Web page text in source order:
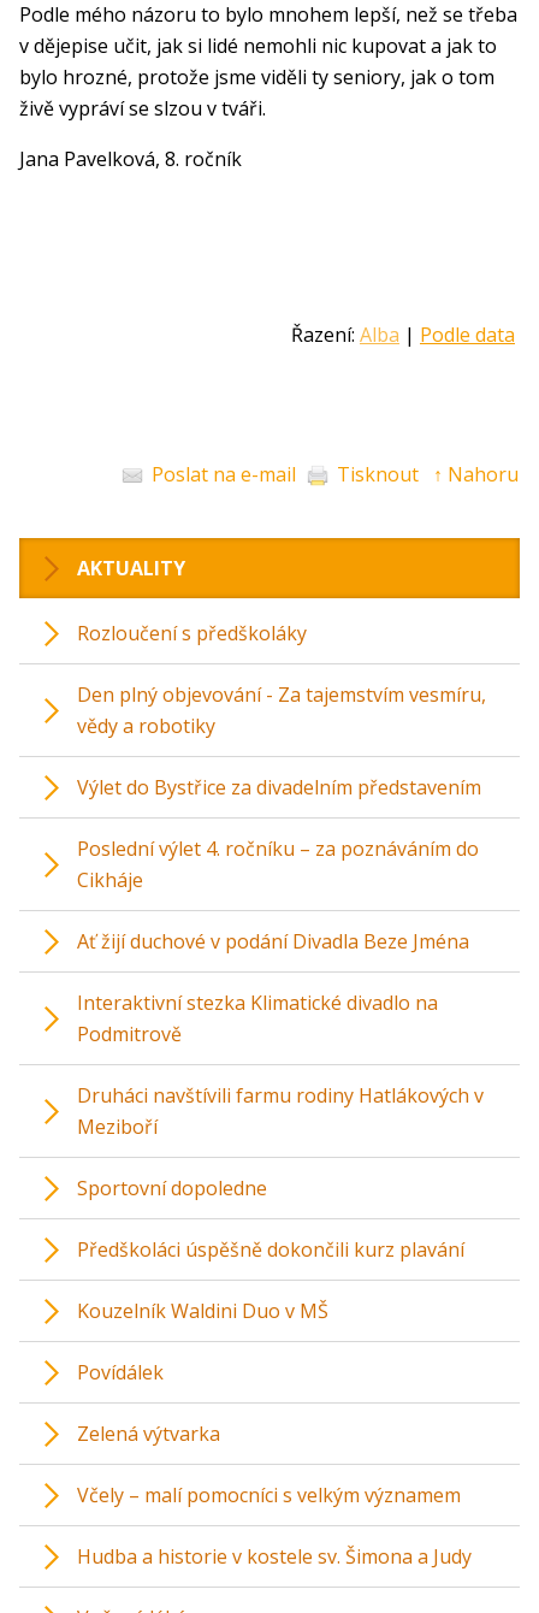
Podle mého názoru to bylo mnohem lepší, než se třeba
v dějepise učit, jak si lidé nemohli nic kupovat a jak to
bylo hrozné, protože jsme viděli ty seniory, jak o tom
živě vypráví se slzou v tváři.
Jana Pavelková, 8. ročník
Řazení: Alba | Podle data
Poslat na e-mail Tisknout ↑ Nahoru
AKTUALITY
Rozloučení s předškoláky
Den plný objevování - Za tajemstvím vesmíru,
vědy a robotiky
Výlet do Bystřice za divadelním představením
Poslední výlet 4. ročníku – za poznáváním do
Cikháje
Ať žijí duchové v podání Divadla Beze Jména
Interaktivní stezka Klimatické divadlo na
Podmitrově
Druháci navštívili farmu rodiny Hatlákových v
Meziboří
Sportovní dopoledne
Předškoláci úspěšně dokončili kurz plavání
Kouzelník Waldini Duo v MŠ
Povídálek
Zelená výtvarka
Včely – malí pomocníci s velkým významem
Hudba a historie v kostele sv. Šimona a Judy